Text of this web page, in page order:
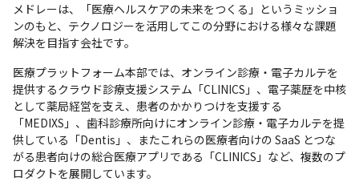
メドレーは、「医療ヘルスケアの未来をつくる」というミッショ
ンのもと、テクノロジーを活用してこの分野における様々な課題
解決を目指す会社です。
医療プラットフォーム本部では、オンライン診療・電子カルテを
提供するクラウド診療支援システム「CLINICS」、電子薬歴を中核
として薬局経営を支え、患者のかかりつけを支援する
「MEDIXS」、歯科診療所向けにオンライン診療・電子カルテを提
供している「Dentis」、またこれらの医療者向けの SaaS とつな
がる患者向けの総合医療アプリである「CLINICS」など、複数のプ
ロダクトを展開しています。